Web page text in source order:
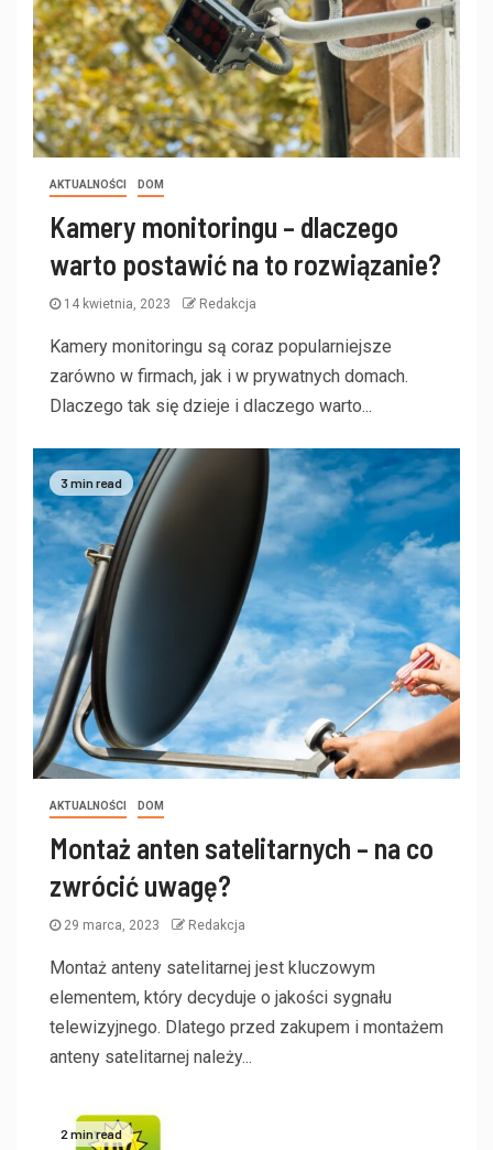
AKTUALNOŚCI DOM
Kamery monitoringu – dlaczego
warto postawić na to rozwiązanie?
14 kwietnia, 2023 Redakcja
Kamery monitoringu są coraz popularniejsze
zarówno w firmach, jak i w prywatnych domach.
Dlaczego tak się dzieje i dlaczego warto...
3 min read
AKTUALNOŚCI DOM
Montaż anten satelitarnych – na co
zwrócić uwagę?
29 marca, 2023 Redakcja
Montaż anteny satelitarnej jest kluczowym
elementem, który decyduje o jakości sygnału
telewizyjnego. Dlatego przed zakupem i montażem
anteny satelitarnej należy...
2 min read